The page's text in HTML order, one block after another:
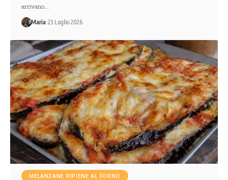
arrivano…
Maria 23 Luglio 2026
MELANZANE RIPIENE AL FORNO